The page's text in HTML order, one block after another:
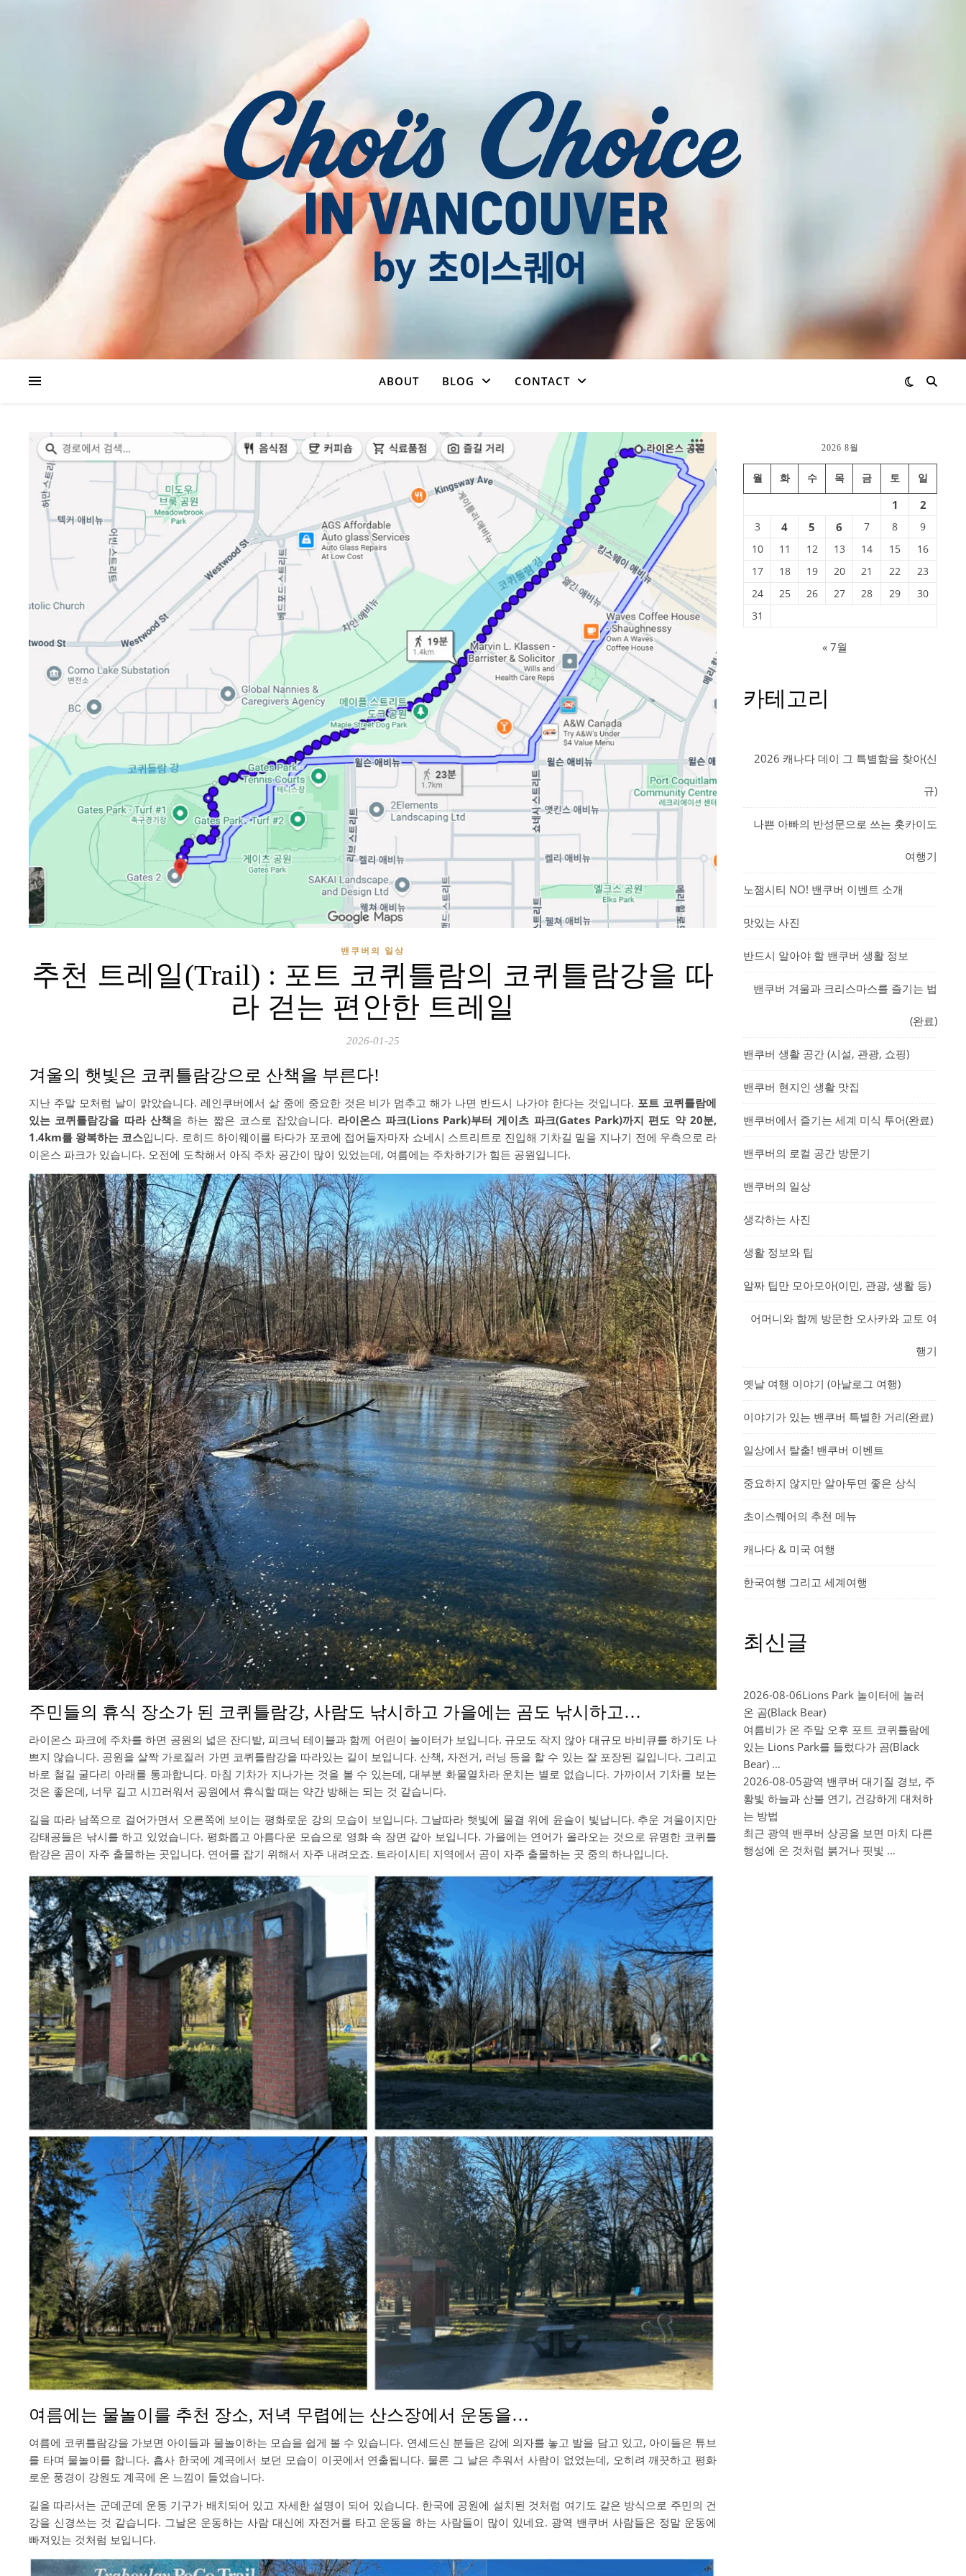
ABOUT BLOG CONTACT
밴쿠버의 일상
추천 트레일(Trail) : 포트 코퀴틀람의 코퀴틀람강을 따
라 걷는 편안한 트레일
2026-01-25
겨울의 햇빛은 코퀴틀람강으로 산책을 부른다!
지난 주말 모처럼 날이 맑았습니다. 레인쿠버에서 삶 중에 중요한 것은 비가 멈추고 해가 나면 반드시 나가야 한다는 것입니다. 포트 코퀴틀람에
있는 코퀴틀람강을 따라 산책을 하는 짧은 코스로 잡았습니다. 라이온스 파크(Lions Park)부터 게이츠 파크(Gates Park)까지 편도 약 20분,
1.4km를 왕복하는 코스입니다. 로히드 하이웨이를 타다가 포코에 접어들자마자 쇼네시 스트리트로 진입해 기차길 밑을 지나기 전에 우측으로 라
이온스 파크가 있습니다. 오전에 도착해서 아직 주차 공간이 많이 있었는데, 여름에는 주차하기가 힘든 공원입니다.
주민들의 휴식 장소가 된 코퀴틀람강, 사람도 낚시하고 가을에는 곰도 낚시하고…
라이온스 파크에 주차를 하면 공원의 넓은 잔디밭, 피크닉 테이블과 함께 어린이 놀이터가 보입니다. 규모도 작지 않아 대규모 바비큐를 하기도 나
쁘지 않습니다. 공원을 살짝 가로질러 가면 코퀴틀람강을 따라있는 길이 보입니다. 산책, 자전거, 러닝 등을 할 수 있는 잘 포장된 길입니다. 그리고
바로 철길 굴다리 아래를 통과합니다. 마침 기차가 지나가는 것을 볼 수 있는데, 대부분 화물열차라 운치는 별로 없습니다. 가까이서 기차를 보는
것은 좋은데, 너무 길고 시끄러워서 공원에서 휴식할 때는 약간 방해는 되는 것 같습니다.
길을 따라 남쪽으로 걸어가면서 오른쪽에 보이는 평화로운 강의 모습이 보입니다. 그날따라 햇빛에 물결 위에 윤슬이 빛납니다. 추운 겨울이지만
강태공들은 낚시를 하고 있었습니다. 평화롭고 아름다운 모습으로 영화 속 장면 같아 보입니다. 가을에는 연어가 올라오는 것으로 유명한 코퀴틀
람강은 곰이 자주 출몰하는 곳입니다. 연어를 잡기 위해서 자주 내려오죠. 트라이시티 지역에서 곰이 자주 출몰하는 곳 중의 하나입니다.
여름에는 물놀이를 추천 장소, 저녁 무렵에는 산스장에서 운동을…
여름에 코퀴틀람강을 가보면 아이들과 물놀이하는 모습을 쉽게 볼 수 있습니다. 연세드신 분들은 강에 의자를 놓고 발을 담고 있고, 아이들은 튜브
를 타며 물놀이를 합니다. 흡사 한국에 계곡에서 보던 모습이 이곳에서 연출됩니다. 물론 그 날은 추워서 사람이 없었는데, 오히려 깨끗하고 평화
로운 풍경이 강원도 계곡에 온 느낌이 들었습니다.
길을 따라서는 군데군데 운동 기구가 배치되어 있고 자세한 설명이 되어 있습니다. 한국에 공원에 설치된 것처럼 여기도 같은 방식으로 주민의 건
강을 신경쓰는 것 같습니다. 그날은 운동하는 사람 대신에 자전거를 타고 운동을 하는 사람들이 많이 있네요. 광역 밴쿠버 사람들은 정말 운동에
빠져있는 것처럼 보입니다.
2026 8월
월 화 수 목 금 토 일
1 2
3 4 5 6 7 8
9
10
11 12 13 14 15
16
17
18 19 20 21 22
23
24
25 26 27 28 29
30
31
« 7월
카테고리
2026 캐나다 데이 그 특별함을 찾아(신
규)
나쁜 아빠의 반성문으로 쓰는 홋카이도
여행기
노잼시티 NO! 밴쿠버 이벤트 소개
맛있는 사진
반드시 알아야 할 밴쿠버 생활 정보
밴쿠버 겨울과 크리스마스를 즐기는 법
(완료)
밴쿠버 생활 공간 (시설, 관광, 쇼핑)
밴쿠버 현지인 생활 맛집
밴쿠버에서 즐기는 세계 미식 투어(완료)
밴쿠버의 로컬 공간 방문기
밴쿠버의 일상
생각하는 사진
생활 정보와 팁
알짜 팁만 모아모아(이민, 관광, 생활 등)
어머니와 함께 방문한 오사카와 교토 여
행기
옛날 여행 이야기 (아날로그 여행)
이야기가 있는 밴쿠버 특별한 거리(완료)
일상에서 탈출! 밴쿠버 이벤트
중요하지 않지만 알아두면 좋은 상식
초이스퀘어의 추천 메뉴
캐나다 & 미국 여행
한국여행 그리고 세계여행
최신글
2026-08-06Lions Park 놀이터에 놀러
온 곰(Black Bear)
여름비가 온 주말 오후 포트 코퀴틀람에
있는 Lions Park를 들렀다가 곰(Black
Bear) …
2026-08-05광역 밴쿠버 대기질 경보, 주
황빛 하늘과 산불 연기, 건강하게 대처하
는 방법
최근 광역 밴쿠버 상공을 보면 마치 다른
행성에 온 것처럼 붉거나 핏빛 …